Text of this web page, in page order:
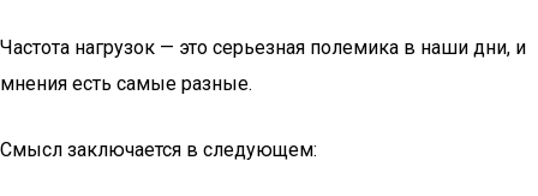
Частота нагрузок — это серьезная полемика в наши дни, и
мнения есть самые разные.
Смысл заключается в следующем: